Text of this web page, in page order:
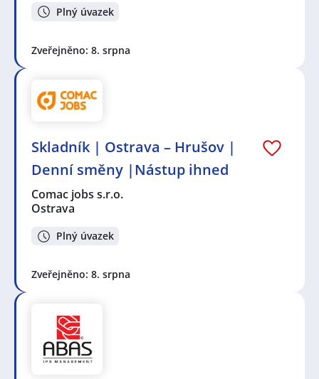
Plný úvazek
Zveřejněno: 8. srpna
Skladník | Ostrava – Hrušov |
Denní směny |Nástup ihned
Comac jobs s.r.o.
Ostrava
Plný úvazek
Zveřejněno: 8. srpna